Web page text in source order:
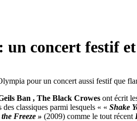
concert festif
pour un concert aussi festif que
Ban , The Black Crowes ont écrit
classiques parmi lesquels « « Shake
Freeze » (2009) comme le tout récent